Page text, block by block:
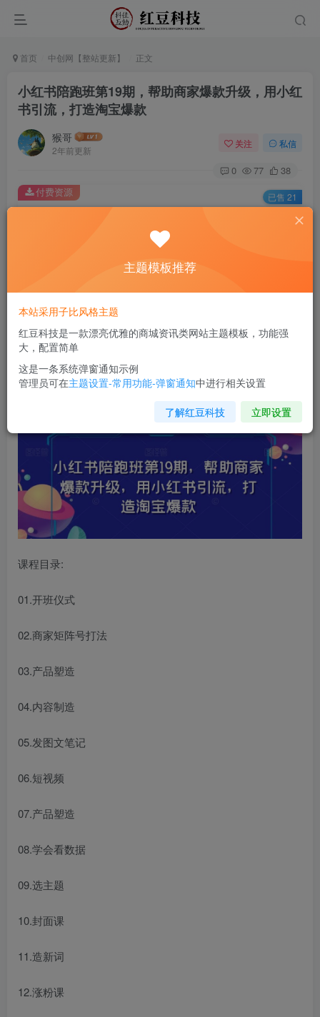
首页 中创网【整站更新】 正文
小红书陪跑班第19期，帮助商家爆款升级，用小红
书引流，打造淘宝爆款
猴哥
2年前更新
关注 私信
0 77 38
此内容为付费资源，请付费后查看
￥9.9
您当前未登录！建议登陆后购买，可保存购买订单
付费资源 已售 21
小红书陪跑班第19期，帮助商家爆款升级，用小红书引流，
课程目录:
01.开班仪式
02.商家矩阵号打法
03.产品塑造
04.内容制造
05.发图文笔记
06.短视频
07.产品塑造
08.学会看数据
09.选主题
10.封面课
11.造新词
12.涨粉课
主题模板推荐
本站采用子比风格主题
红豆科技是一款漂亮优雅的商城资讯类网站主题模板，功能强
大，配置简单
这是一条系统弹窗通知示例
管理员可在主题设置-常用功能-弹窗通知中进行相关设置
了解红豆科技 立即设置